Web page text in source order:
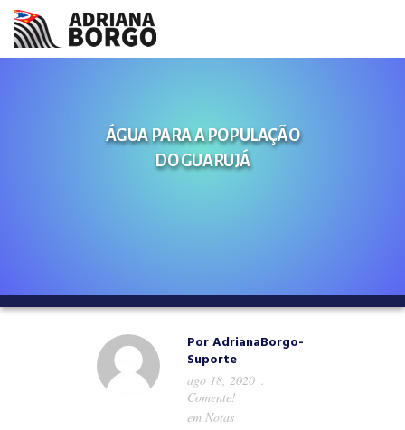
CONHEÇA A ADRIANA
ÁGUA PARA A POPULAÇÃO
DO GUARUJÁ
PorAdrianaBorgo-
Suporte
ago 18, 2020
Comente!
em Notas